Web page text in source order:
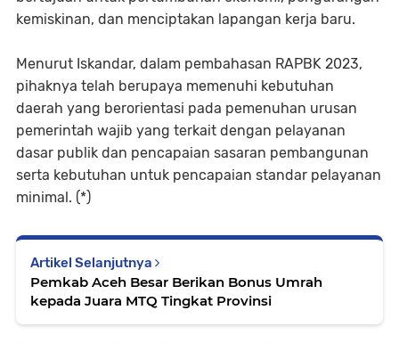
kemiskinan, dan menciptakan lapangan kerja baru.
Menurut Iskandar, dalam pembahasan RAPBK 2023,
pihaknya telah berupaya memenuhi kebutuhan
daerah yang berorientasi pada pemenuhan urusan
pemerintah wajib yang terkait dengan pelayanan
dasar publik dan pencapaian sasaran pembangunan
serta kebutuhan untuk pencapaian standar pelayanan
minimal. (*)
Artikel Selanjutnya
Pemkab Aceh Besar Berikan Bonus Umrah
kepada Juara MTQ Tingkat Provinsi